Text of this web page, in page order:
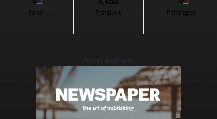
Fans Pengikut Pelanggan
- Advertisement -